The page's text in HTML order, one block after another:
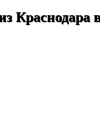
Краснодара